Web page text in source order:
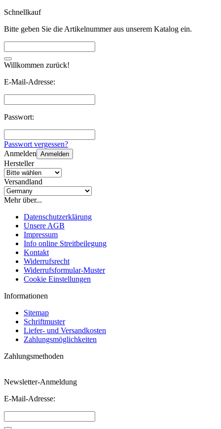
Schnellkauf
Bitte geben Sie die Artikelnummer aus unserem Katalog ein.
Willkommen zurück!
E-Mail-Adresse:
Passwort:
Passwort vergessen?
Anmelden Anmelden
Hersteller
Versandland
Mehr über...
Datenschutzerklärung
Unsere AGB
Impressum
Info online Streitbeilegung
Kontakt
Widerrufsrecht
Widerrufsformular-Muster
Cookie Einstellungen
Informationen
Sitemap
Schriftmuster
Liefer- und Versandkosten
Zahlungsmöglichkeiten
Zahlungsmethoden
Newsletter-Anmeldung
E-Mail-Adresse: